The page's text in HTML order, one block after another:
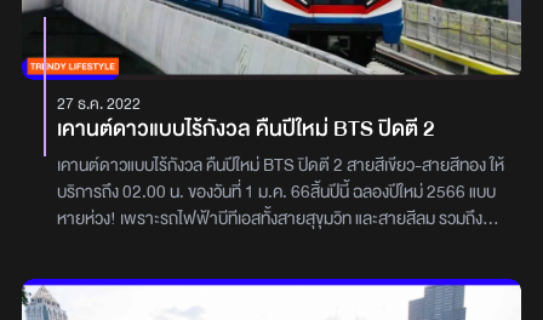
27 ธ.ค. 2022
เคานต์ดาวแบบไร้กังวล คืนปีใหม่ BTS ปิดตี 2
เคานต์ดาวแบบไร้กังวล คืนปีใหม่ BTS ปิดตี 2 สายสีเขียว-สายสีทอง ให้
บริการถึง 02.00 น. ของวันที่ 1 ม.ค. 66สิ้นปีนี้ ฉลองปีใหม่ 2566 แบบ
หายห่วง! เพราะรถไฟฟ้าบีทีเอสทั้งสายสุขุมวิท และสายสีลม รวมถึง
ถึงตี 2 ของวันอาทิตย์ที่ 1 ม.ค. 66 ถึงเวลา 02.00 น. จะปาร์ตี้ดึก จะ
ฉลองยาวแค่ไหนก็ชิล ๆเงื่อนไข- รถไฟขบวนสุดท้ายออกจากสถานี